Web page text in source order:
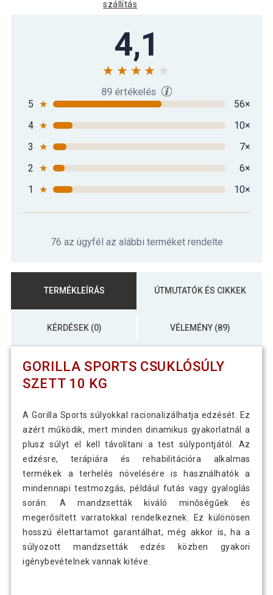
szállítás
4,1
89 értékelés
5 ★
56×
4 ★
10×
3
★
7×
2 ★
6×
1
★ 10×
76 az ügyfél az alábbi terméket rendelte
TERMÉKLEÍRÁS ÚTMUTATÓK ÉS CIKKEK
KÉRDÉSEK (0) VÉLEMÉNY (89)
GORILLA SPORTS CSUKLÓSÚLY
SZETT 10 KG
A Gorilla Sports súlyokkal racionalizálhatja edzését. Ez
azért működik, mert minden dinamikus gyakorlatnál a
plusz súlyt el kell távolítani a test súlypontjától. Az
edzésre, terápiára és rehabilitációra alkalmas
termékek a terhelés növelésére is használhatók a
mindennapi testmozgás, például futás vagy gyaloglás
során. A mandzsetták kiváló minőségűek és
megerősített varratokkal rendelkeznek. Ez különösen
hosszú élettartamot garantálhat, még akkor is, ha a
súlyozott mandzsetták edzés közben gyakori
igénybevételnek vannak kitéve.